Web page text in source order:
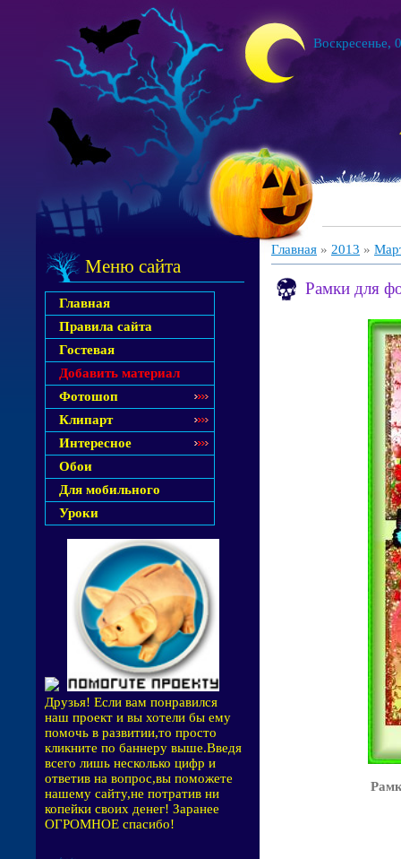
Воскресенье,
Меню сайта
Главная
Правила сайта
Гостевая
Добавить материал
Фотошоп
Клипарт
Интересное
Обои
Для мобильного
Уроки
Друзья! Если вам понравился
наш проект и вы хотели бы ему
помочь в развитии,то просто
кликните по баннеру выше.Введя
всего лишь несколько цифр и
ответив на вопрос,вы поможете
нашему сайту,не потратив ни
копейки своих денег! Заранее
ОГРОМНОЕ спасибо!
Главная » 2013 »
Рамки для